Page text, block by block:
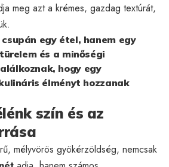
meg azt a krémes, gazdag textúrát,
egy étel, hanem egy
és a minőségi
hogy egy
élményt hozzanak
szín és az
mélyvörös gyökérzöldség, nemcsak